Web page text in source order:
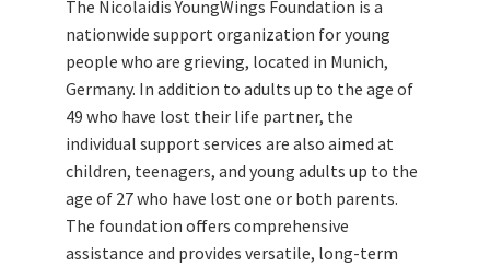
The Nicolaidis YoungWings Foundation is a
nationwide support organization for young
people who are grieving, located in Munich,
Germany. In addition to adults up to the age of
49 who have lost their life partner, the
individual support services are also aimed at
children, teenagers, and young adults up to the
age of 27 who have lost one or both parents.
The foundation offers comprehensive
assistance and provides versatile, long-term